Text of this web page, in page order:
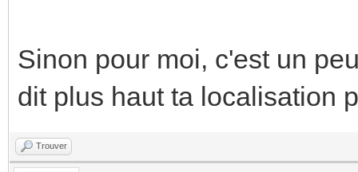
Sinon pour moi, c'est un
dit plus haut ta localisation
Trouver